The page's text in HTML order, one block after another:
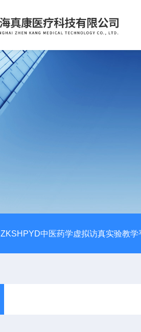
ZKSHPYD中医药学虚拟访真实验教学